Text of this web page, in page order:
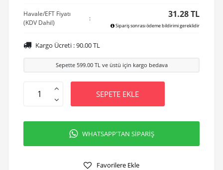
Havale/EFT Fiyatı
(KDV Dahil)
: 31.28 TL
Sipariş sonrası ödeme bildirimi gereklidir
Kargo Ücreti :90.00TL
Sepette 599.00TL ve üstü için kargo bedava
SEPETE EKLE
WHATSAPP'TAN SİPARİŞ
Favorilere Ekle